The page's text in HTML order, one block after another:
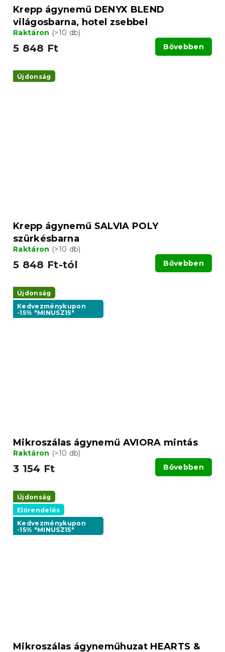
Krepp ágynemű DENYX BLEND
világosbarna, hotel zsebbel
Raktáron (>10 db)
5 848 Ft Bővebben
Újdonság
Krepp ágynemű SALVIA POLY
szürkésbarna
Raktáron (>10 db)
5 848 Ft-tól Bővebben
Újdonság
Kedvezménykupon
-15% "MINUSZ15"
Mikroszálas ágynemű AVIORA mintás
Raktáron (>10 db)
3 154 Ft Bővebben
Újdonság
Előrendelés
Kedvezménykupon
-15% "MINUSZ15"
Mikroszálas ágyneműhuzat HEARTS &